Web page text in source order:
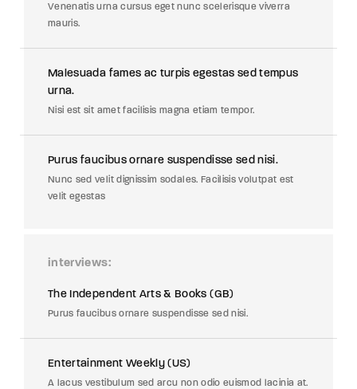
Venenatis urna cursus eget nunc scelerisque viverra
mauris.
Malesuada fames ac turpis egestas sed tempus
urna.
Nisi est sit amet facilisis magna etiam tempor.
Purus faucibus ornare suspendisse sed nisi.
Nunc sed velit dignissim sodales. Facilisis volutpat est
velit egestas
interviews
The Independent Arts & Books (GB)
Purus faucibus ornare suspendisse sed nisi.
Entertainment Weekly (US)
A lacus vestibulum sed arcu non odio euismod lacinia at.